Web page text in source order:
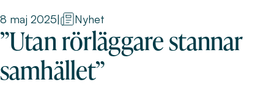
8 maj 2025| Nyhet
”Utan rörläggare stannar
samhället”